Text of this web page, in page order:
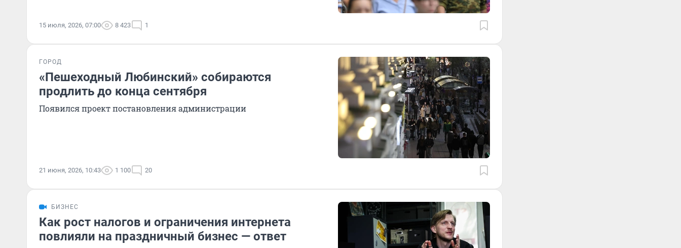
15 июля, 2026, 07:00 8 423 1
ГОРОД
«Пешеходный Любинский» собираются
продлить до конца сентября
Появился проект постановления администрации
21 июня, 2026, 10:43 1 100 20
БИЗНЕС
Как рост налогов и ограничения интернета
повлияли на праздничный бизнес — ответ